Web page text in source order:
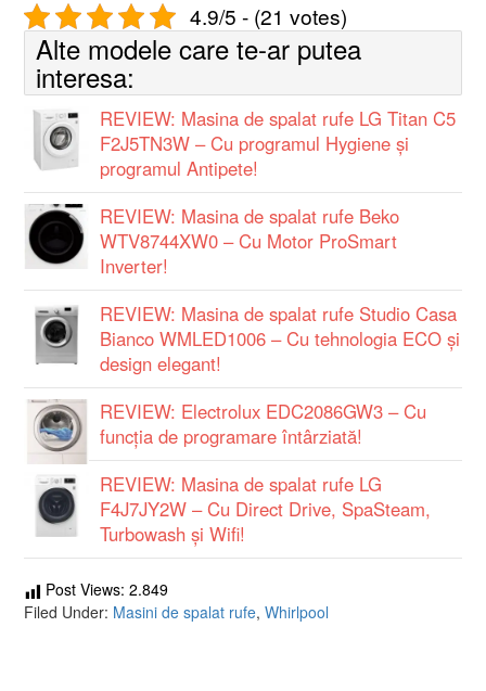
4.9/5 - (21 votes)
Alte modele care te-ar putea
interesa:
REVIEW: Masina de spalat rufe LG Titan C5
F2J5TN3W – Cu programul Hygiene și
programul Antipete!
REVIEW: Masina de spalat rufe Beko
WTV8744XW0 – Cu Motor ProSmart
Inverter!
REVIEW: Masina de spalat rufe Studio Casa
Bianco WMLED1006 – Cu tehnologia ECO și
design elegant!
REVIEW: Electrolux EDC2086GW3 – Cu
funcţia de programare întârziată!
REVIEW: Masina de spalat rufe LG
F4J7JY2W – Cu Direct Drive, SpaSteam,
Turbowash și Wifi!
Post Views: 2.849
Filed Under: Masini de spalat rufe,Whirlpool